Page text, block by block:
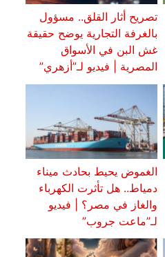
تصريح أثار القلق.. مسؤول
بالغرفة التجارية يوضح حقيقة
غش البن في الأسواق
المصرية | فيديو لـ”أزهري”
الغموض يحيط بحادث ميناء
دمياط.. هل تأثرت الكهرباء
والغاز في مصر؟ | فيديو
لـ”ماعت جروب”